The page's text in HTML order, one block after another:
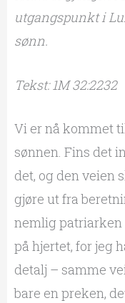
utgangspunkt i
sønn.
Tekst: 1M 32:2232
Vi er nå kommet
sønnen. Fins det
det, og den veien
gjøre ut fra
nemlig patriarken
på hjertet, for jeg
detalj – samme
bare en preken,